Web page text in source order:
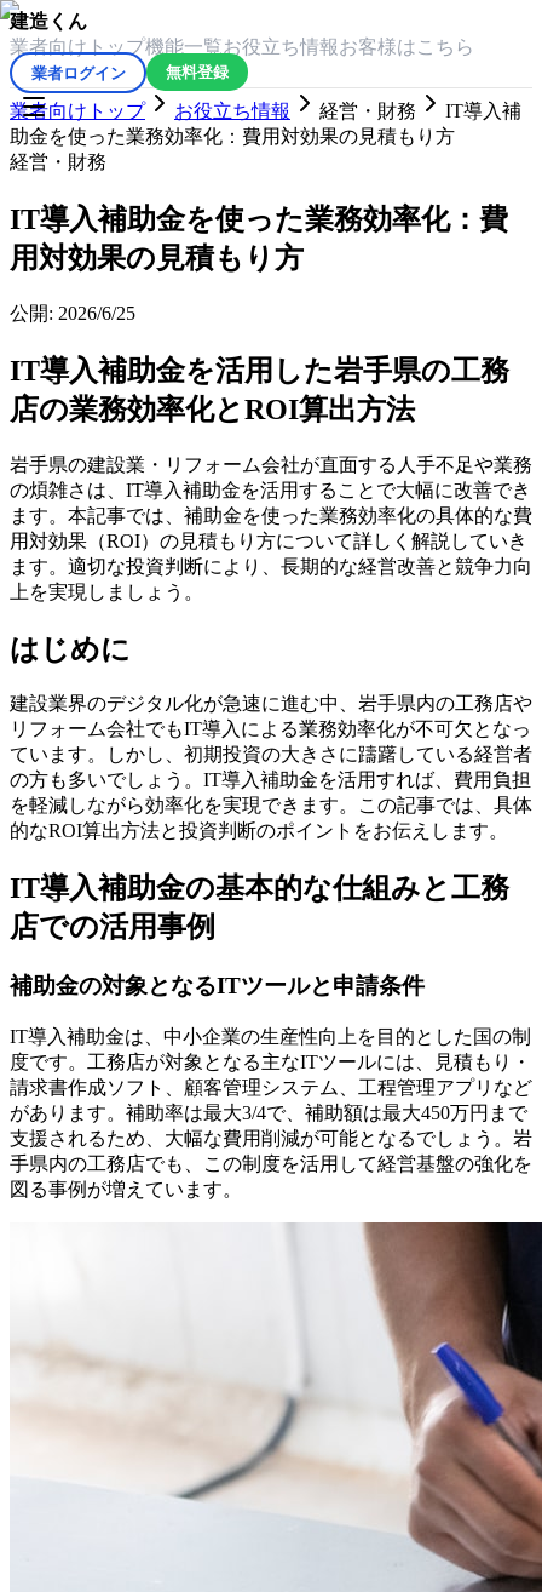
建造くん
業者向けトップ機能一覧お役立ち情報 お客様はこちら
業者ログイン 無料登録
業者向けトップ お役立ち情報 経営・財務
IT導入補
助金を使った業務効率化：費用対効果の見積もり方
経営・財務
IT導入補助金を使った業務効率化：費
用対効果の見積もり方
公開: 2026/6/25
IT導入補助金を活用した岩手県の工務
店の業務効率化とROI算出方法
岩手県の建設業・リフォーム会社が直面する人手不足や業務
の煩雑さは、IT導入補助金を活用することで大幅に改善でき
ます。本記事では、補助金を使った業務効率化の具体的な費
用対効果（ROI）の見積もり方について詳しく解説していき
ます。適切な投資判断により、長期的な経営改善と競争力向
上を実現しましょう。
はじめに
建設業界のデジタル化が急速に進む中、岩手県内の工務店や
リフォーム会社でもIT導入による業務効率化が不可欠となっ
ています。しかし、初期投資の大きさに躊躇している経営者
の方も多いでしょう。IT導入補助金を活用すれば、費用負担
を軽減しながら効率化を実現できます。この記事では、具体
的なROI算出方法と投資判断のポイントをお伝えします。
IT導入補助金の基本的な仕組みと工務
店での活用事例
補助金の対象となるITツールと申請条件
IT導入補助金は、中小企業の生産性向上を目的とした国の制
度です。工務店が対象となる主なITツールには、見積もり・
請求書作成ソフト、顧客管理システム、工程管理アプリなど
があります。補助率は最大3/4で、補助額は最大450万円まで
支援されるため、大幅な費用削減が可能となるでしょう。岩
手県内の工務店でも、この制度を活用して経営基盤の強化を
図る事例が増えています。